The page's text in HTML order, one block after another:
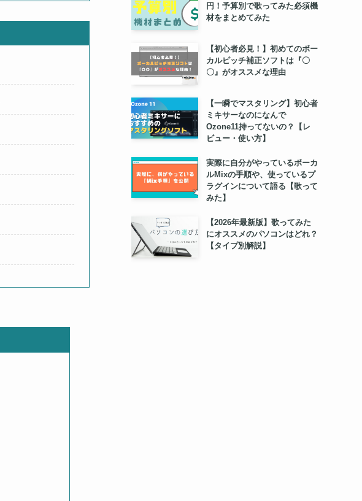
円！予算別で歌ってみた必須機
材をまとめてみた
【初心者必見！】初めてのボー
カルピッチ補正ソフトは『〇
〇』がオススメな理由
【一瞬でマスタリング】初心者
ミキサーなのになんで
Ozone11持ってないの？【レ
ビュー・使い方】
実際に自分がやっているボーカ
ルMixの手順や、使っているプ
ラグインについて語る【歌って
みた】
【2026年最新版】歌ってみた
にオススメのパソコンはどれ？
【タイプ別解説】